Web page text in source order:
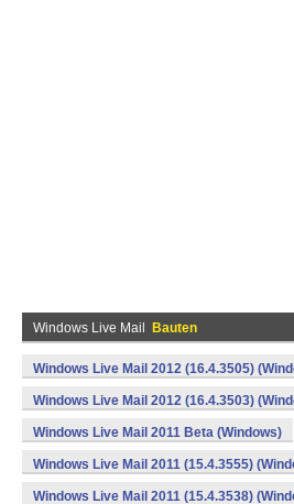
Windows Live Mail Bauten
Windows Live Mail 2012 (16.4.3505)
Windows Live Mail 2012 (16.4.3503)
Windows Live Mail 2011 Beta (Windows)
Windows Live Mail 2011 (15.4.3555)
Windows Live Mail 2011 (15.4.3538)